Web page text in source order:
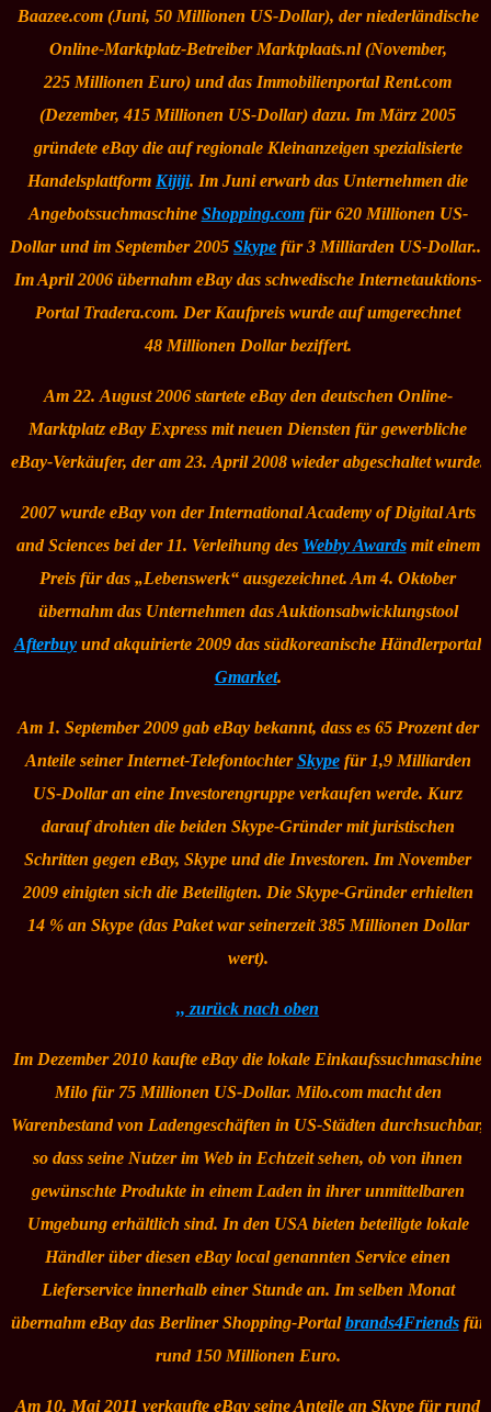
Baazee.com (Juni, 50 Millionen US-Dollar), der niederländische
Online-Marktplatz-Betreiber Marktplaats.nl (November,
225 Millionen Euro) und das Immobilienportal Rent.com
(Dezember, 415 Millionen US-Dollar) dazu. Im März 2005
gründete eBay die auf regionale Kleinanzeigen spezialisierte
Handelsplattform Kijiji. Im Juni erwarb das Unternehmen die
Angebotssuchmaschine Shopping.comfür 620 Millionen US-
Dollar und im September 2005Skype für 3 Milliarden US-Dollar...
Im April 2006 übernahm eBay das schwedische Internetauktions-
Portal Tradera.com. Der Kaufpreis wurde auf umgerechnet
48 Millionen Dollar beziffert.
Am 22. August 2006 startete eBay den deutschen Online-
MarktplatzeBay Express mit neuen Diensten für gewerbliche
eBay-Verkäufer, der am 23. April 2008 wieder abgeschaltet wurde.
2007 wurde eBay von der International Academy of Digital Arts
and Sciencesbei der 11. Verleihung des Webby Awardsmit einem
Preis für das „Lebenswerk“ ausgezeichnet. Am 4. Oktober
übernahm das Unternehmen das Auktionsabwicklungstool
Afterbuy und akquirierte 2009 das südkoreanische Händlerportal
Gmarket.
Am 1. September 2009 gab eBay bekannt, dass es 65 Prozent der
Anteile seiner Internet-TelefontochterSkypefür 1,9 Milliarden
US-Dollar an eine Investorengruppe verkaufen werde. Kurz
darauf drohten die beiden Skype-Gründer mit juristischen
Schritten gegen eBay, Skype und die Investoren. Im November
2009 einigten sich die Beteiligten. Die Skype-Gründer erhielten
14 % an Skype (das Paket war seinerzeit 385 Millionen Dollar
wert).
,, zurück nach oben
Im Dezember 2010 kaufte eBay die lokale Einkaufssuchmaschine
Milo für 75 Millionen US-Dollar. Milo.com macht den
Warenbestand von Ladengeschäften in US-Städten durchsuchbar,
so dass seine Nutzer im Web in Echtzeit sehen, ob von ihnen
gewünschte Produkte in einem Laden in ihrer unmittelbaren
Umgebung erhältlich sind. In den USA bieten beteiligte lokale
Händler über dieseneBay localgenannten Service einen
Lieferservice innerhalb einer Stunde an. Im selben Monat
übernahm eBay das Berliner Shopping-Portalbrands4Friendsfür
rund 150 Millionen Euro.
Am 10. Mai 2011 verkaufte eBay seine Anteile an Skype für rund